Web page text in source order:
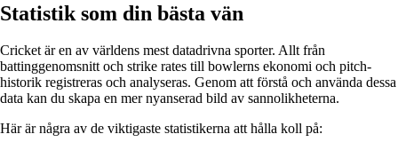
Statistik som din bästa vän
Cricket är en av världens mest datadrivna sporter. Allt från
battinggenomsnitt och strike rates till bowlerns ekonomi och pitch-
historik registreras och analyseras. Genom att förstå och använda dessa
data kan du skapa en mer nyanserad bild av sannolikheterna.
Här är några av de viktigaste statistikerna att hålla koll på: